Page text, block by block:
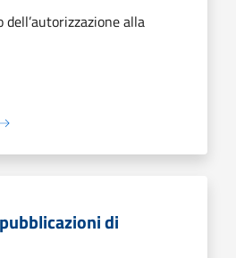
dell’autorizzazione alla
di